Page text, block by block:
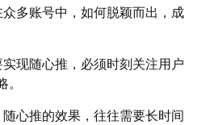
众多账号中，如何脱颖而出，成
实现随心推，必须时刻关注用户
随心推的效果，往往需要长时间